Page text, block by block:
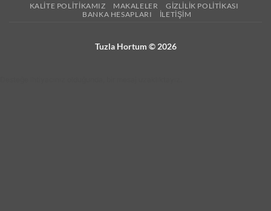
KALITE POLITIKAMIZ MAKALELER
GIZLILIK POLITIKASI
BANKA HESAPLARI
İLETIŞIM
Tuzla Hortum © 2026